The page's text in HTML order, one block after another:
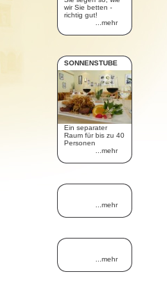
wir Sie betten -
richtig gut!
...mehr
SONNENSTUBE
Ein separater
Raum für bis zu 40
Personen
...mehr
...mehr
...mehr